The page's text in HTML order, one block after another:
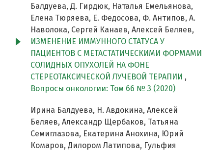
Балдуева, Д. Гирдюк, Наталья Емельянова,
Елена Тюряева, Е. Федосова, Ф. Антипов, А.
Наволока, Сергей Канаев, Алексей Беляев,
ИЗМЕНЕНИЕ ИММУННОГО СТАТУСА У
ПАЦИЕНТОВ С МЕТАСТАТИЧЕСКИМИ ФОРМАМИ
СОЛИДНЫХ ОПУХОЛЕЙ НА ФОНЕ
СТЕРЕОТАКСИЧЕСКОЙ ЛУЧЕВОЙ ТЕРАПИИ ,
Вопросы онкологии: Том 66 № 3 (2020)
Ирина Балдуева, Н. Авдокина, Алексей
Беляев, Александр Щербаков, Татьяна
Семиглазова, Екатерина Анохина, Юрий
Комаров, Дилором Латипова, Гульфия